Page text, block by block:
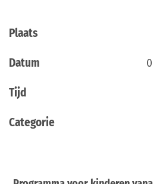
Plaats
Datum
Tijd
Categorie